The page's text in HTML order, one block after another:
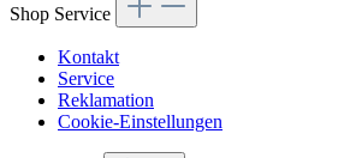
Shop Service
Kontakt
Service
Reklamation
Cookie-Einstellungen